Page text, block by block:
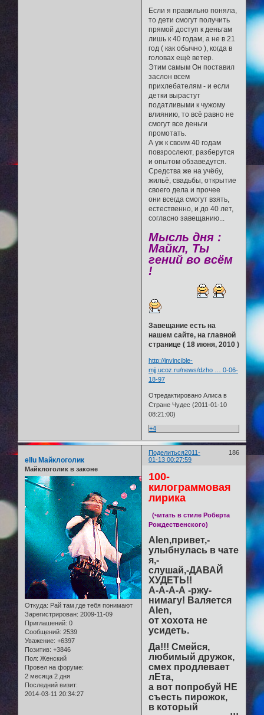
Если я правильно поняла,
то дети смогут получить
прямой доступ к деньгам
лишь к 40 годам, а не в 21
год ( как обычно ), когда в
головах ещё ветер.
Этим самым Он поставил
заслон всем
прихлебателям - и если
детки вырастут
податливыми к чужому
влиянию, то всё равно не
смогут все деньги
промотать.
А уж к своим 40 годам
повзрослеют, разберутся
и опытом обзаведутся.
Средства же на учёбу,
жильё, свадьбы, открытие
своего дела и прочее
они всегда смогут взять,
естественно, и до 40 лет,
согласно завещанию...
Мысль дня :
Майкл, Ты
гений во всём
!
Завещание есть на
нашем сайте, на главной
странице ( 18 июня, 2010 )
http://invincible-
mjj.ucoz.ru/news/dzho … 0-06-
18-97
Отредактировано Алиса в
Стране Чудес (2011-01-10
08:21:00)
+4
Поделиться 186
2011-
01-13 00:27:59
ellu Майклоголик
Майклоголик в законе
Откуда: Рай там,где тебя понимают
Зарегистрирован: 2009-11-09
Приглашений: 0
Сообщений: 2539
Уважение: +6397
Позитив: +3846
Пол: Женский
Провел на форуме:
2 месяца 2 дня
Последний визит:
2014-03-11 20:34:27
100-
килограммовая
лирика
(читать в стиле Роберта
Рождественского)
Alen,привет,-
улыбнулась в чате
я,-
слушай,-ДАВАЙ
ХУДЕТЬ!!
А-А-А-А -ржу-
нимагу! Валяется
Alen,
от хохота не
усидеть.
Да!!! Смейся,
любимый дружок,
смех продлевает
лЕта,
а вот попробуй НЕ
съесть пирожок,
в который